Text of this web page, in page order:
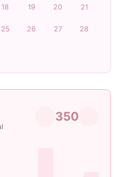
18 19 20 21
25 26 27 28
350